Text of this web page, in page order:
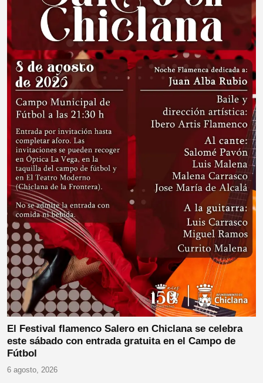
El Festival flamenco Salero en Chiclana se celebra
este sábado con entrada gratuita en el Campo de
Fútbol
6 agosto, 2026